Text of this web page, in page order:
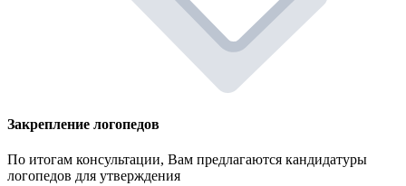
Закрепление логопедов
По итогам консультации, Вам предлагаются кандидатуры
логопедов для утверждения